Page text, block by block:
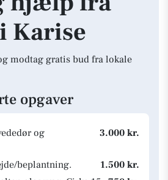
Karise
modtag gratis bud fra lokale
opgaver
og
3.000 kr.
beplantning.
1.500 kr.